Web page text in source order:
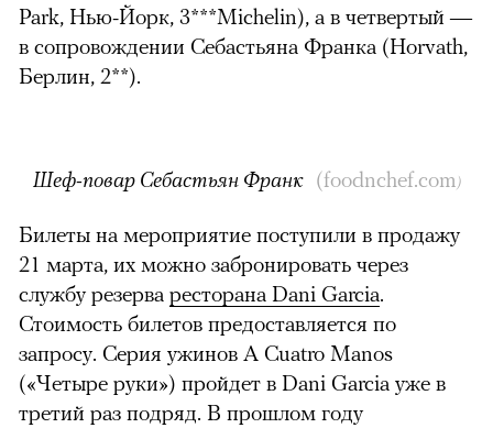
00:00
Park, Нью-Йорк, 3***Michelin), а в четвертый —
в сопровождении Себастьяна Франка (Horvath,
Берлин, 2**).
Шеф-повар Себастьян Франк (foodnchef.com )
Билеты на мероприятие поступили в продажу
21 марта, их можно забронировать через
службу резерва ресторана Dani Garcia.
Стоимость билетов предоставляется по
запросу. Серия ужинов A Cuatro Manos
(«Четыре руки») пройдет в Dani Garcia уже в
третий раз подряд. В прошлом году